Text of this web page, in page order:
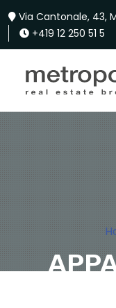
Via Cantonale, 43,
+419 12 250 51 5